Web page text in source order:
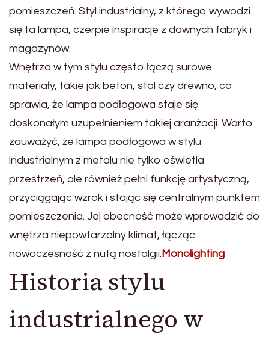
pomieszczeń. Styl industrialny, z którego wywodzi
się ta lampa, czerpie inspiracje z dawnych fabryk i
magazynów.
Wnętrza w tym stylu często łączą surowe
materiały, takie jak beton, stal czy drewno, co
sprawia, że lampa podłogowa staje się
doskonałym uzupełnieniem takiej aranżacji. Warto
zauważyć, że lampa podłogowa w stylu
industrialnym z metalu nie tylko oświetla
przestrzeń, ale również pełni funkcję artystyczną,
przyciągając wzrok i stając się centralnym punktem
pomieszczenia. Jej obecność może wprowadzić do
wnętrza niepowtarzalny klimat, łącząc
nowoczesność z nutą nostalgii.Monolighting
Historia stylu
industrialnego w